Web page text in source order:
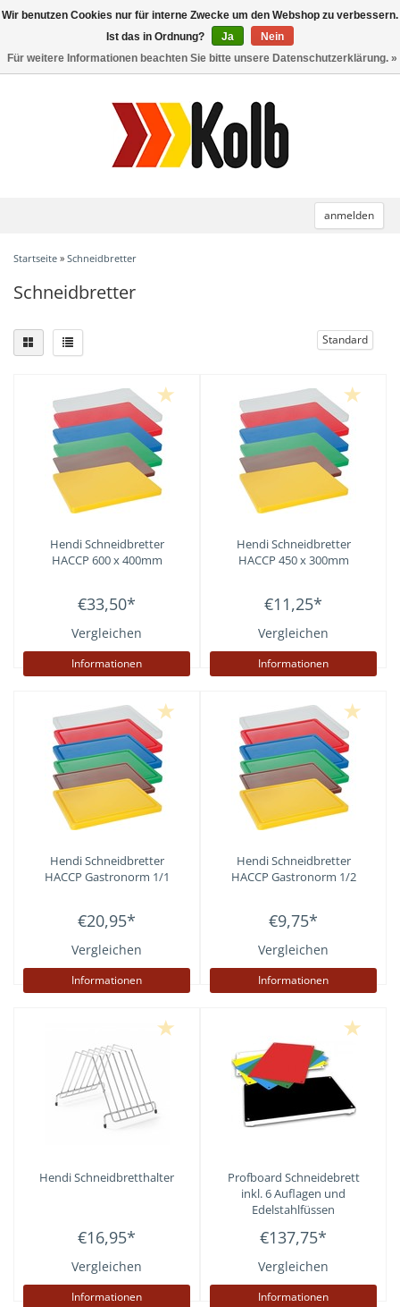
anmelden
Toggle
Startseite » Schneidbretter
Schneidbretter
Standard
HendiSchneidbretter
HACCP 600 x 400mm
€33,50*
Vergleichen
Informationen
HendiSchneidbretter
HACCP 450 x 300mm
€11,25*
Vergleichen
Informationen
HendiSchneidbretter
HACCP Gastronorm 1/1
€20,95*
Vergleichen
Informationen
HendiSchneidbretter
HACCP Gastronorm 1/2
€9,75*
Vergleichen
Informationen
HendiSchneidbretthalter
€16,95*
Vergleichen
Informationen
Profboard Schneidebrett
inkl. 6 Auflagen und
Edelstahlfüssen
€137,75*
Vergleichen
Informationen
Wir benutzen Cookies nur für interne Zwecke um den Webshop zu verbessern.
Ist das in Ordnung?
Ja
Nein
Für weitere Informationen beachten Sie bitte unsere Datenschutzerklärung. »